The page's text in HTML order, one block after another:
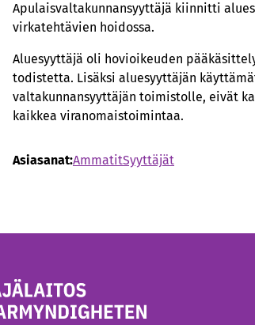
Apulaisvaltakunnansyyttäjä kiinnitti
virkatehtävien hoidossa.
Aluesyyttäjä oli hovioikeuden
todistetta. Lisäksi aluesyyttäjän
valtakunnansyyttäjän toimistolle, eivät
kaikkea viranomaistoimintaa.
Asiasanat:AmmatitSyyttäjät